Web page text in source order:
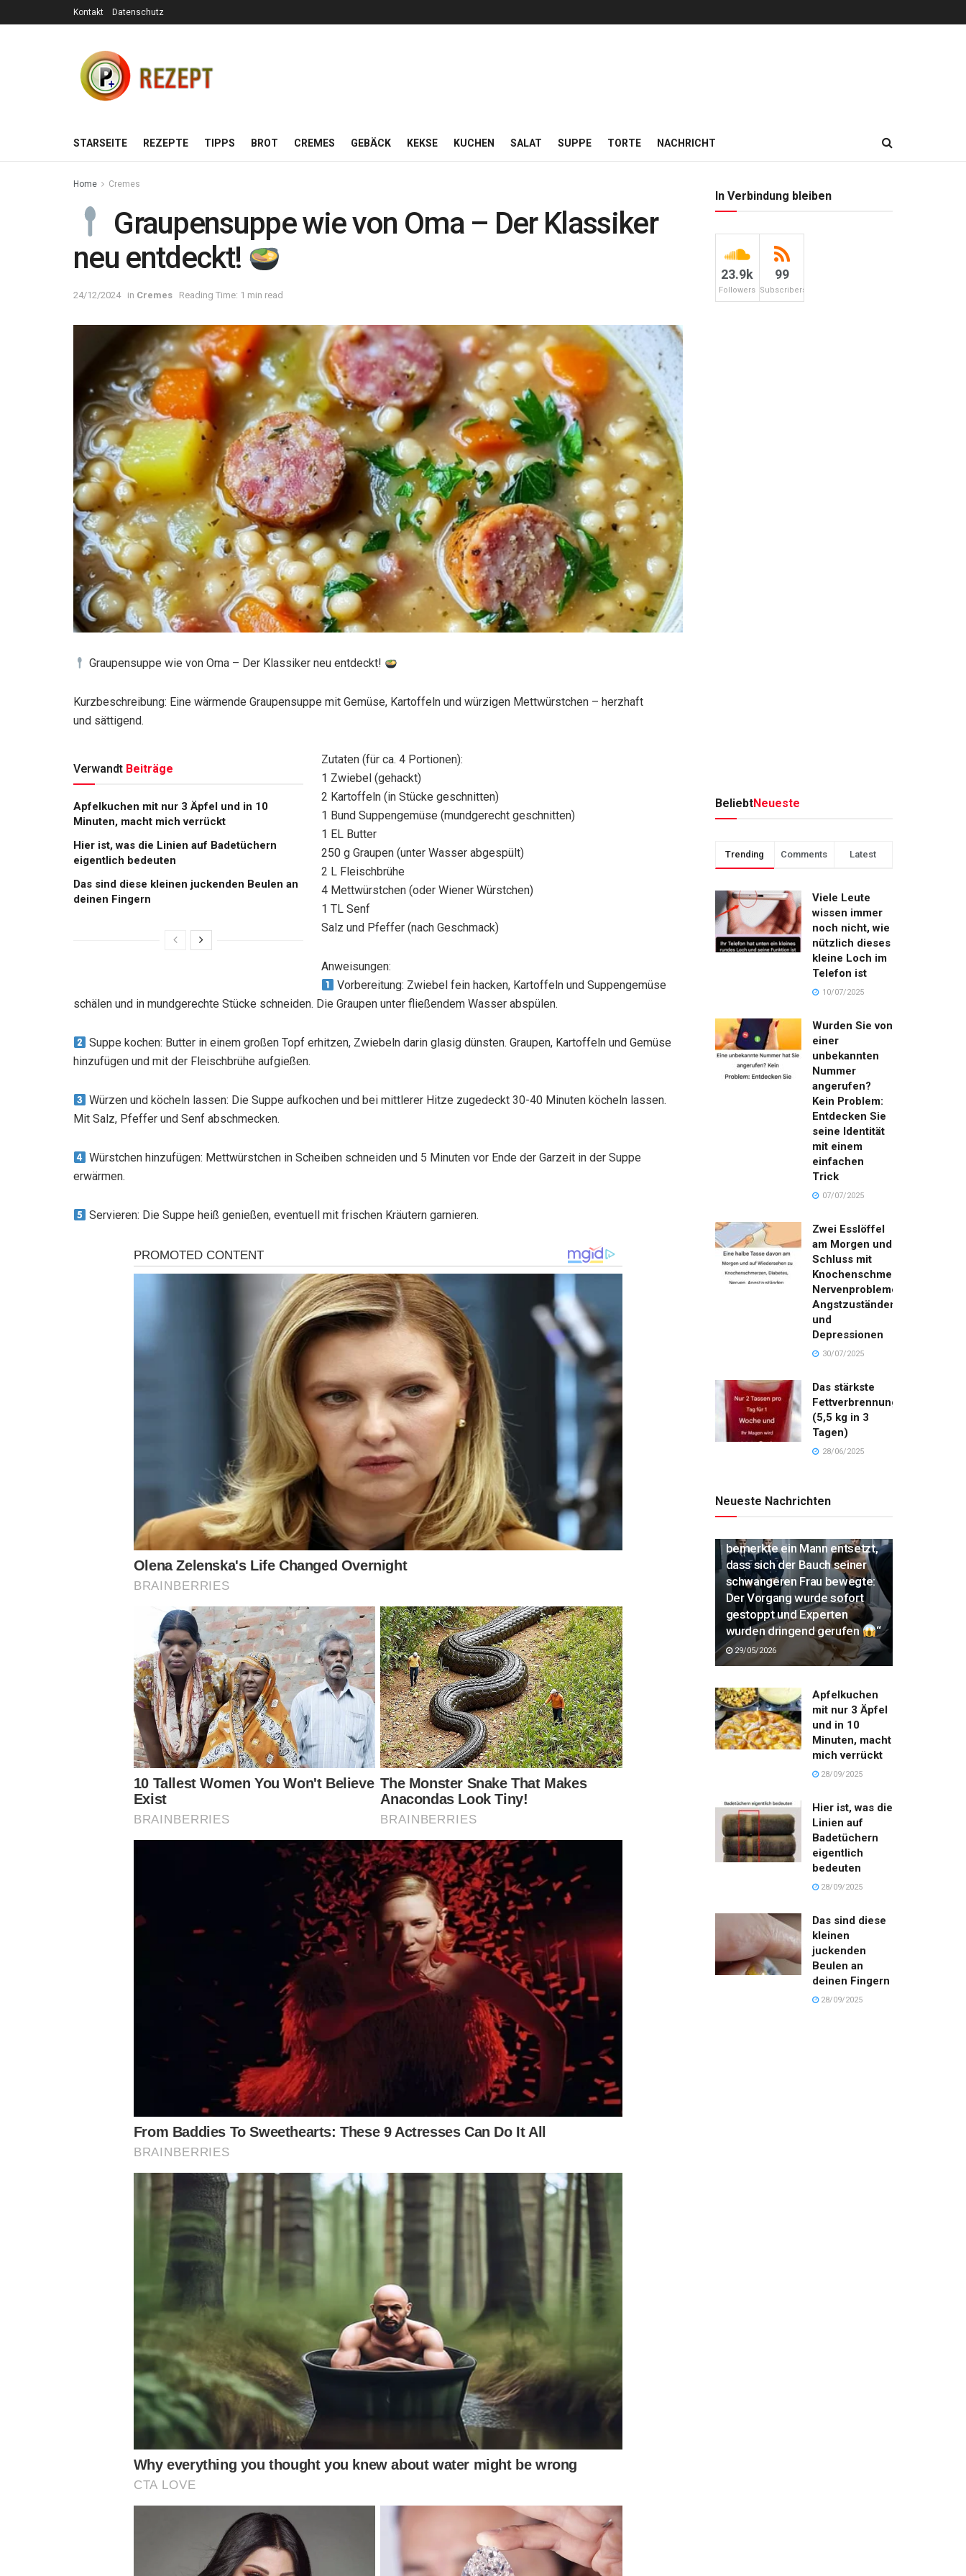
Kontakt Datenschutz
STARSEITE REZEPTE TIPPS BROT CREMES GEBÄCK KEKSE KUCHEN SALAT SUPPE TORTE NACHRICHT
Home Cremes
Graupensuppe wie von Oma – Der Klassiker
neu entdeckt!
24/12/2024 in Cremes Reading Time: 1 min read
Graupensuppe wie von Oma – Der Klassiker neu entdeckt!
Kurzbeschreibung: Eine wärmende Graupensuppe mit Gemüse, Kartoffeln und würzigen Mettwürstchen – herzhaft
und sättigend.
Verwandt Beiträge
Apfelkuchen mit nur 3 Äpfel und in 10
Minuten, macht mich verrückt
Hier ist, was die Linien auf Badetüchern
eigentlich bedeuten
Das sind diese kleinen juckenden Beulen an
deinen Fingern
Zutaten (für ca. 4 Portionen):
1 Zwiebel (gehackt)
2 Kartoffeln (in Stücke geschnitten)
1 Bund Suppengemüse (mundgerecht geschnitten)
1 EL Butter
250 g Graupen (unter Wasser abgespült)
2 L Fleischbrühe
4 Mettwürstchen (oder Wiener Würstchen)
1 TL Senf
Salz und Pfeffer (nach Geschmack)
Anweisungen:
Vorbereitung: Zwiebel fein hacken, Kartoffeln und Suppengemüse
schälen und in mundgerechte Stücke schneiden. Die Graupen unter fließendem Wasser abspülen.
Suppe kochen: Butter in einem großen Topf erhitzen, Zwiebeln darin glasig dünsten. Graupen, Kartoffeln und Gemüse
hinzufügen und mit der Fleischbrühe aufgießen.
Würzen und köcheln lassen: Die Suppe aufkochen und bei mittlerer Hitze zugedeckt 30-40 Minuten köcheln lassen.
Mit Salz, Pfeffer und Senf abschmecken.
Würstchen hinzufügen: Mettwürstchen in Scheiben schneiden und 5 Minuten vor Ende der Garzeit in der Suppe
erwärmen.
Servieren: Die Suppe heiß genießen, eventuell mit frischen Kräutern garnieren.
In Verbindung bleiben
23.9k
Followers
99
Subscribers
BeliebtNeueste
Trending Comments Latest
Viele Leute
wissen immer
noch nicht, wie
nützlich dieses
kleine Loch im
Telefon ist
10/07/2025
Wurden Sie von
einer
unbekannten
Nummer
angerufen?
Kein Problem:
Entdecken Sie
seine Identität
mit einem
einfachen
Trick
07/07/2025
Zwei Esslöffel
am Morgen und
Schluss mit
Knochenschmerzen,
Nervenproblemen,
Angstzuständen
und
Depressionen
30/07/2025
Das stärkste
Fettverbrennungsgetränk
(5,5 kg in 3
Tagen)
28/06/2025
Neueste Nachrichten
bemerkte ein Mann entsetzt,
dass sich der Bauch seiner
schwangeren Frau bewegte:
Der Vorgang wurde sofort
gestoppt und Experten
wurden dringend gerufen
“
29/05/2026
Apfelkuchen
mit nur 3 Äpfel
und in 10
Minuten, macht
mich verrückt
28/09/2025
Hier ist, was die
Linien auf
Badetüchern
eigentlich
bedeuten
28/09/2025
Das sind diese
kleinen
juckenden
Beulen an
deinen Fingern
28/09/2025